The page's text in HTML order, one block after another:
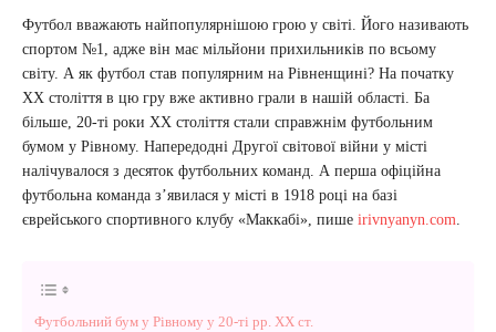
Футбол вважають найпопулярнішою грою у світі. Його називають
спортом №1, адже він має мільйони прихильників по всьому
світу. А як футбол став популярним на Рівненщині? На початку
XX століття в цю гру вже активно грали в нашій області. Ба
більше, 20-ті роки XX століття стали справжнім футбольним
бумом у Рівному. Напередодні Другої світової війни у місті
налічувалося з десяток футбольних команд. А перша офіційна
футбольна команда з’явилася у місті в 1918 році на базі
єврейського спортивного клубу «Маккабі», пише irivnyanyn.com.
Футбольний бум у Рівному у 20-ті рр. XX ст.